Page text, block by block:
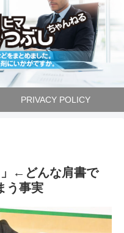
PRIVACY POLICY
」←どんな肩書で
う事実